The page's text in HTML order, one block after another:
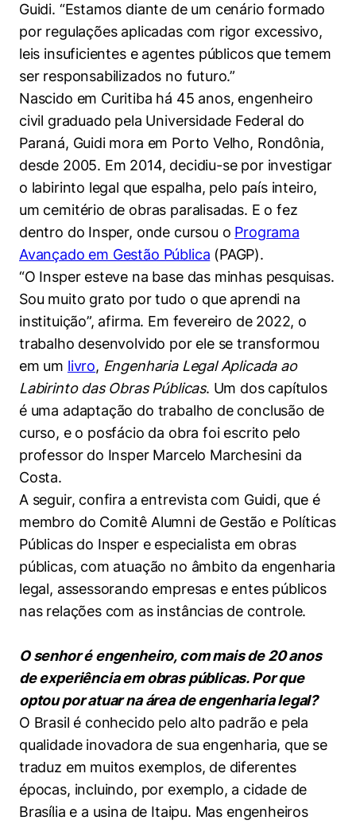
Guidi. “Estamos diante de um cenário formado
por regulações aplicadas com rigor excessivo,
leis insuficientes e agentes públicos que temem
ser responsabilizados no futuro.”
Nascido em Curitiba há 45 anos, engenheiro
civil graduado pela Universidade Federal do
Paraná, Guidi mora em Porto Velho, Rondônia,
desde 2005. Em 2014, decidiu-se por investigar
o labirinto legal que espalha, pelo país inteiro,
um cemitério de obras paralisadas. E o fez
dentro do Insper, onde cursou o Programa
Avançado em Gestão Pública (PAGP).
“O Insper esteve na base das minhas pesquisas.
Sou muito grato por tudo o que aprendi na
instituição”, afirma. Em fevereiro de 2022, o
trabalho desenvolvido por ele se transformou
em um livro, Engenharia Legal Aplicada ao
Labirinto das Obras Públicas. Um dos capítulos
é uma adaptação do trabalho de conclusão de
curso, e o posfácio da obra foi escrito pelo
professor do Insper Marcelo Marchesini da
Costa.
A seguir, confira a entrevista com Guidi, que é
membro do Comitê Alumni de Gestão e Políticas
Públicas do Insper e especialista em obras
públicas, com atuação no âmbito da engenharia
legal, assessorando empresas e entes públicos
nas relações com as instâncias de controle.
O senhor é engenheiro, com mais de 20 anos
de experiência em obras públicas. Por que
optou por atuar na área de engenharia legal?
O Brasil é conhecido pelo alto padrão e pela
qualidade inovadora de sua engenharia, que se
traduz em muitos exemplos, de diferentes
épocas, incluindo, por exemplo, a cidade de
Brasília e a usina de Itaipu. Mas engenheiros